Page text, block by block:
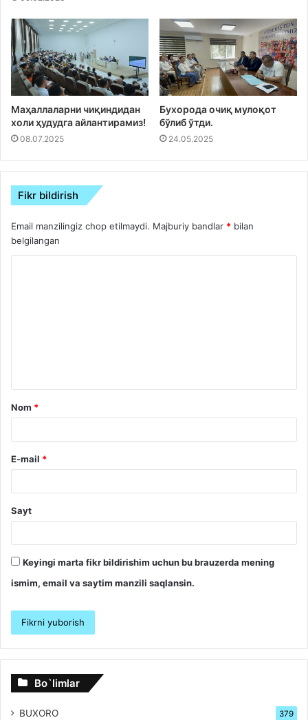
Маҳаллаларни чиқиндидан
холи ҳудудга айлантирамиз!
08.07.2025
Бухорода очиқ мулоқот
бўлиб ўтди.
24.05.2025
Fikr bildirish
Email manzilingiz chop etilmaydi. Majburiy bandlar * bilan
belgilangan
Nom *
E-mail *
Sayt
Keyingi marta fikr bildirishim uchun bu brauzerda mening
ismim, email va saytim manzili saqlansin.
Bo`limlar
BUXORO 379